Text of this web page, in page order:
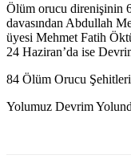
Ölüm orucu direnişinin
davasından Abdullah
üyesi Mehmet Fatih
24 Haziran’da ise
84 Ölüm Orucu
Yolumuz Devrim